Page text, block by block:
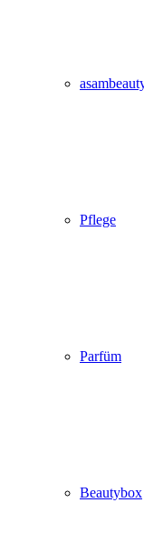
Pflege
Parfüm
Beautybox